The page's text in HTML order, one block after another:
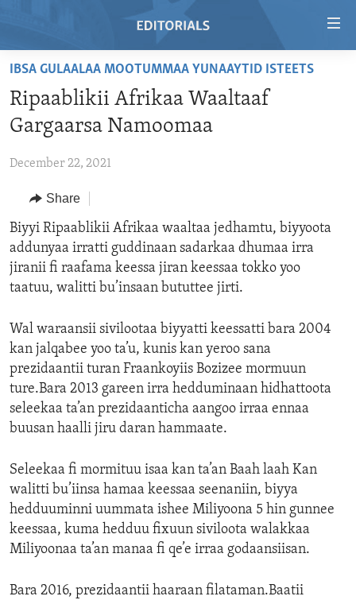
Skip
main
content
to
Navigation
Skip
to
Search
VIDEO
RADIO
REGIONS
AFRICA
AMERICAS
ASIA
EUROPE
TOPICS
HUMAN RIGHTS
SECURITY AND DEFENSE
AID AND DEVELOPMENT
ECONOMY AND TRADE
ENVIRONMENT AND HEALTH
IDEALS AND INSTITUTIONS
ARCHIVE
ABOUT US
IBSA GULAALAA MOOTUMMAA YUNAAYTID ISTEETS
Ripaablikii Afrikaa Waaltaaf
Gargaarsa Namoomaa
December 22, 2021
Share
Biyyi Ripaablikii Afrikaa waaltaa jedhamtu, biyyoota
addunyaa irratti guddinaan sadarkaa dhumaa irra
jiranii fi raafama keessa jiran keessaa tokko yoo
taatuu, walitti bu’insaan bututtee jirti.
Wal waraansii sivilootaa biyyatti keessatti bara 2004
kan jalqabee yoo ta’u, kunis kan yeroo sana
prezidaantii turan Fraankoyiis Bozizee mormuun
ture.Bara 2013 gareen irra hedduminaan hidhattoota
seleekaa ta’an prezidaanticha aangoo irraa ennaa
buusan haalli jiru daran hammaate.
Seleekaa fi mormituu isaa kan ta’an Baah laah Kan
walitti bu’iinsa hamaa keessaa seenaniin, biyya
hedduuminni uummata ishee Miliyoona 5 hin gunnee
keessaa, kuma hedduu fixuun siviloota walakkaa
Miliyoonaa ta’an manaa fi qe’e irraa godaansiisan.
Bara 2016, prezidaantii haaraan filataman.Baatii